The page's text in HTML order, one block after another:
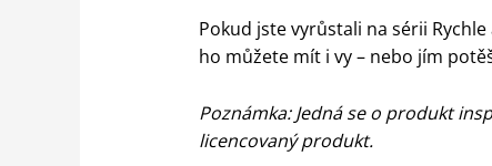
Pokud jste vyrůstali na sérii
ho můžete mít i vy – nebo jím
Poznámka: Jedná se o produkt
licencovaný produkt.